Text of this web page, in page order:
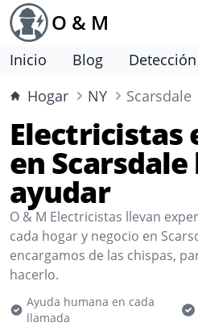
O & M
Inicio Blog
Hogar
NY Scarsdale
Electricistas
en
ayudar
O & M Electricistas llevan
cada hogar y negocio en
encargamos de las chispas,
hacerlo.
Ayuda humana en cada
llamada